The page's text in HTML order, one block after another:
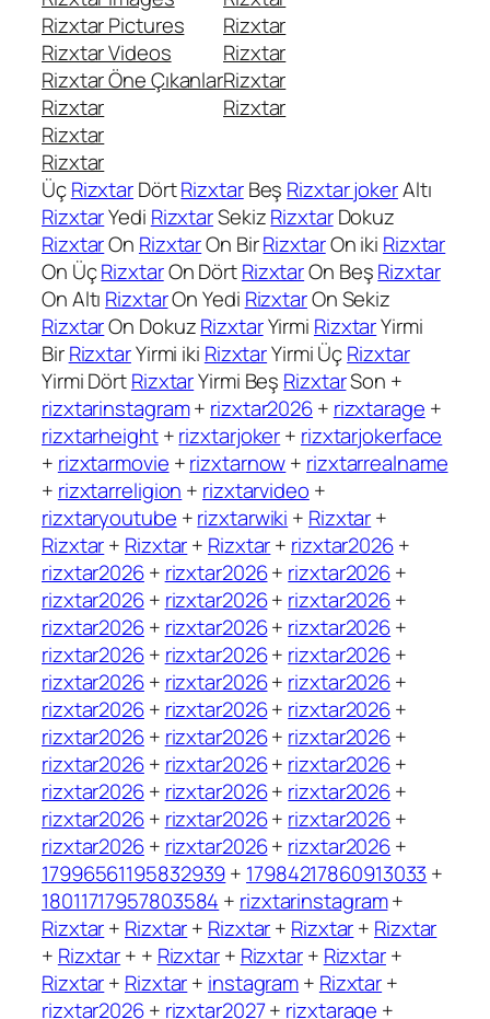
Rizxtar Pictures
Rizxtar Videos
Rizxtar Öne Çıkanlar
Rizxtar
Rizxtar
Rizxtar
Rizxtar
Rizxtar
Rizxtar
Rizxtar
ÜçRizxtarDörtRizxtarBeş Rizxtar jokerAltı
RizxtarYedi RizxtarSekizRizxtarDokuz
RizxtarOn RizxtarOn BirRizxtarOn iki Rizxtar
On ÜçRizxtarOn DörtRizxtarOn BeşRizxtar
On Altı RizxtarOn Yedi RizxtarOn Sekiz
RizxtarOn DokuzRizxtarYirmi RizxtarYirmi
BirRizxtarYirmi iki RizxtarYirmi ÜçRizxtar
Yirmi DörtRizxtarYirmi Beş RizxtarSon +
rizxtarinstagram+ rizxtar2026+ rizxtarage +
rizxtarheight+rizxtarjoker+ rizxtarjokerface
+ rizxtarmovie +rizxtarnow+ rizxtarrealname
+ rizxtarreligion + rizxtarvideo +
rizxtaryoutube +rizxtarwiki + Rizxtar+
Rizxtar+ Rizxtar+ Rizxtar+ rizxtar2026+
rizxtar2026+ rizxtar2026+ rizxtar2026+
rizxtar2026+ rizxtar2026+ rizxtar2026+
rizxtar2026+ rizxtar2026+ rizxtar2026+
rizxtar2026+ rizxtar2026+ rizxtar2026+
rizxtar2026+ rizxtar2026+ rizxtar2026+
rizxtar2026+ rizxtar2026+ rizxtar2026+
rizxtar2026+ rizxtar2026+ rizxtar2026+
rizxtar2026+ rizxtar2026+ rizxtar2026+
rizxtar2026+ rizxtar2026+ rizxtar2026+
rizxtar2026+ rizxtar2026+ rizxtar2026+
rizxtar2026+ rizxtar2026+ rizxtar2026+
17996561195832939+ 17984217860913033 +
18011717957803584 + rizxtarinstagram+
Rizxtar+ Rizxtar+ Rizxtar+ Rizxtar+ Rizxtar
+ Rizxtar+ + Rizxtar+ Rizxtar+ Rizxtar+
Rizxtar+ Rizxtar+ instagram+ Rizxtar+
rizxtar2026+ rizxtar2027+ rizxtarage +